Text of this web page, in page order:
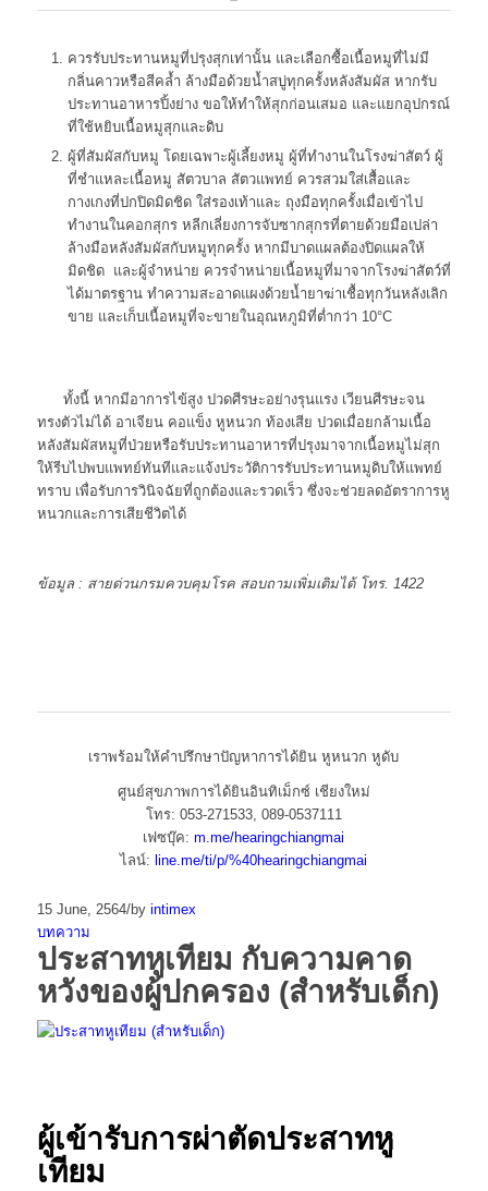
ควรรับประทานหมูที่ปรุงสุกเท่านั้น และเลือกซื้อเนื้อหมูที่ไม่มี
กลิ่นคาวหรือสีคล้ำ ล้างมือด้วยน้ำสบู่ทุกครั้งหลังสัมผัส หากรับ
ประทานอาหารปิ้งย่าง ขอให้ทำให้สุกก่อนเสมอ และแยกอุปกรณ์
ที่ใช้หยิบเนื้อหมูสุกและดิบ
ผู้ที่สัมผัสกับหมู โดยเฉพาะผู้เลี้ยงหมู ผู้ที่ทำงานในโรงฆ่าสัตว์ ผู้
ที่ชำแหละเนื้อหมู สัตวบาล สัตวแพทย์ ควรสวมใส่เสื้อและ
กางเกงที่ปกปิดมิดชิด ใส่รองเท้าและ ถุงมือทุกครั้งเมื่อเข้าไป
ทำงานในคอกสุกร หลีกเลี่ยงการจับซากสุกรที่ตายด้วยมือเปล่า
ล้างมือหลังสัมผัสกับหมูทุกครั้ง หากมีบาดแผลต้องปิดแผลให้
มิดชิด และผู้จำหน่าย ควรจำหน่ายเนื้อหมูที่มาจากโรงฆ่าสัตว์ที่
ได้มาตรฐาน ทำความสะอาดแผงด้วยนํ้ายาฆ่าเชื้อทุกวันหลังเลิก
ขาย และเก็บเนื้อหมูที่จะขายในอุณหภูมิที่ตํ่ากว่า 10°C
ทั้งนี้ หากมีอาการไข้สูง ปวดศีรษะอย่างรุนแรง เวียนศีรษะจน
ทรงตัวไม่ได้ อาเจียน คอแข็ง หูหนวก ท้องเสีย ปวดเมื่อยกล้ามเนื้อ
หลังสัมผัสหมูที่ป่วยหรือรับประทานอาหารที่ปรุงมาจากเนื้อหมูไม่สุก
ให้รีบไปพบแพทย์ทันทีและแจ้งประวัติการรับประทานหมูดิบให้แพทย์
ทราบ เพื่อรับการวินิจฉัยที่ถูกต้องและรวดเร็ว ซึ่งจะช่วยลดอัตราการหู
หนวกและการเสียชีวิตได้
ข้อมูล : สายด่วนกรมควบคุมโรค สอบถามเพิ่มเติมได้ โทร. 1422
เราพร้อมให้คำปรึกษาปัญหาการได้ยิน หูหนวก หูดับ
ศูนย์สุขภาพการได้ยินอินทิเม็กซ์ เชียงใหม่
โทร: 053-271533, 089-0537111
เฟซบุ๊ค:m.me/hearingchiangmai
ไลน์: line.me/ti/p/%40hearingchiangmai
15 June, 2564/by intimex
บทความ
ประสาทหูเทียม กับความคาด
หวังของผู้ปกครอง (สำหรับเด็ก)
ผู้เข้ารับการผ่าตัดประสาทหู
เทียม